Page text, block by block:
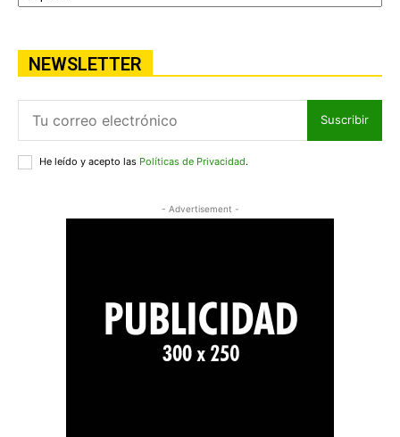
NEWSLETTER
Suscribir
He leído y acepto las Políticas de Privacidad.
- Advertisement -